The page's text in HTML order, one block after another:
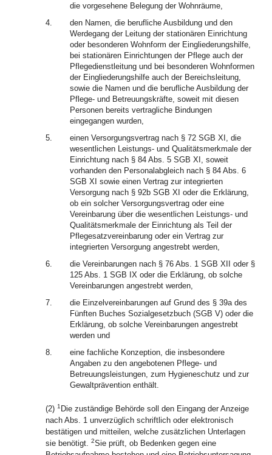
die vorgesehene Belegung der Wohnräume,
4.
den Namen, die berufliche Ausbildung und den
Werdegang der Leitung der stationären Einrichtung
oder besonderen Wohnform der Eingliederungshilfe,
bei stationären Einrichtungen der Pflege auch der
Pflegedienstleitung und bei besonderen Wohnformen
der Eingliederungshilfe auch der Bereichsleitung,
sowie die Namen und die berufliche Ausbildung der
Pflege- und Betreuungskräfte, soweit mit diesen
Personen bereits vertragliche Bindungen
eingegangen wurden,
5.
einen Versorgungsvertrag nach § 72 SGB XI, die
wesentlichen Leistungs- und Qualitätsmerkmale der
Einrichtung nach § 84 Abs. 5 SGB XI, soweit
vorhanden den Personalabgleich nach § 84 Abs. 6
SGB XI sowie einen Vertrag zur integrierten
Versorgung nach § 92b SGB XI oder die Erklärung,
ob ein solcher Versorgungsvertrag oder eine
Vereinbarung über die wesentlichen Leistungs- und
Qualitätsmerkmale der Einrichtung als Teil der
Pflegesatzvereinbarung oder ein Vertrag zur
integrierten Versorgung angestrebt werden,
6.
die Vereinbarungen nach § 76 Abs. 1 SGB XII oder §
125 Abs. 1 SGB IX oder die Erklärung, ob solche
Vereinbarungen angestrebt werden,
7.
die Einzelvereinbarungen auf Grund des § 39a des
Fünften Buches Sozialgesetzbuch (SGB V) oder die
Erklärung, ob solche Vereinbarungen angestrebt
werden und
8.
eine fachliche Konzeption, die insbesondere
Angaben zu den angebotenen Pflege- und
Betreuungsleistungen, zum Hygieneschutz und zur
Gewaltprävention enthält.
(2) 1 Die zuständige Behörde soll den Eingang der Anzeige
nach Abs. 1 unverzüglich schriftlich oder elektronisch
bestätigen und mitteilen, welche zusätzlichen Unterlagen
sie benötigt. 2Sie prüft, ob Bedenken gegen eine